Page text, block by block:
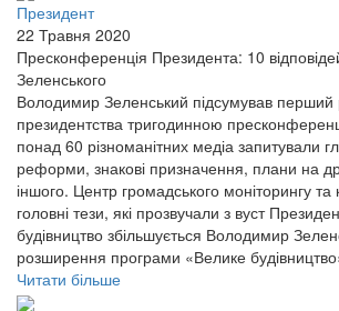
Президент
22 Травня 2020
Пресконференція Президента: 10
Зеленського
Володимир Зеленський підсумував перший
президентства тригодинною
понад 60 різноманітних медіа запитували
реформи, знакові призначення, плани на
іншого. Центр громадського моніторингу та
головні тези, які прозвучали з вуст
будівництво збільшується Володимир
розширення програми «Велике
Читати більше